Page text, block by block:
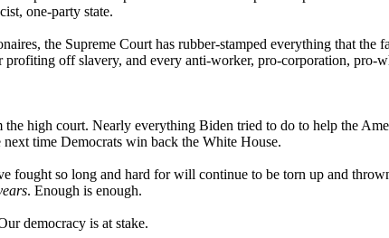
one-party state.
the Supreme Court has rubber-stamped everything that
off slavery, and every anti-worker, pro-corporation, pro-
high court. Nearly everything Biden tried to do to help the
time Democrats win back the White House.
fought so long and hard for will continue to be torn up and
. Enough is enough.
democracy is at stake.